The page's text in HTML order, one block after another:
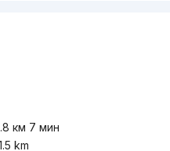
км 7 мин
km